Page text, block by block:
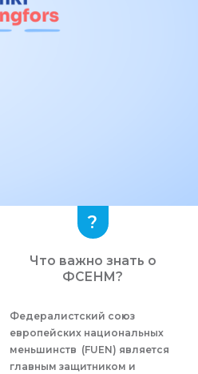
Что важно знать о
ФСЕНМ?
Федералистcкий союз
европейских национальных
меньшинств (FUEN) является
главным защитником и